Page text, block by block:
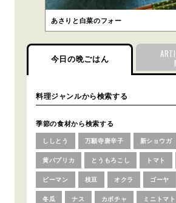
あさりと白菜のフォー
今日の晩ごはん
季節の食材から検索する
ししとう 万願寺唐辛子 新ショウガ
黄パプリカ とうもろこし トマト
ピーマン 枝豆 オクラ ゴーヤ
冬瓜 ナス カボチャ ミニトマト